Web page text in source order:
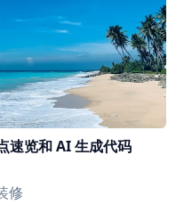
速览和 AI 生成代码
修